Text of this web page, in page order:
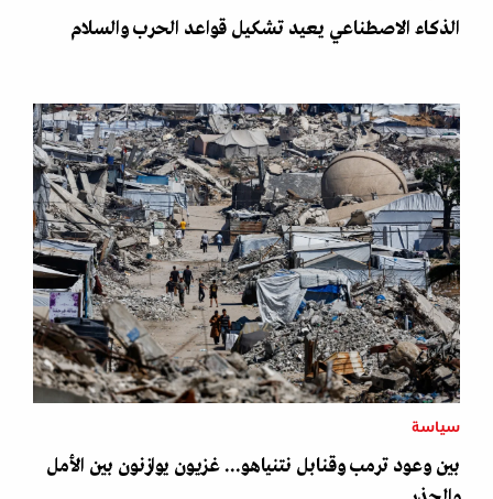
الذكاء الاصطناعي يعيد تشكيل قواعد الحرب والسلام
سياسة
بين وعود ترمب وقنابل نتنياهو... غزيون يوازنون بين الأمل